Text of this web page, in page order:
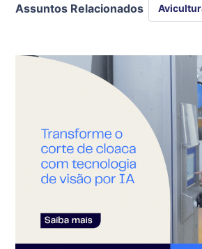
Assuntos Relacionados